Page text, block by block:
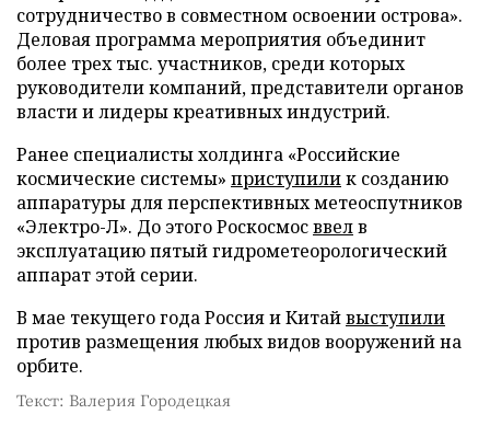
сотрудничество в совместном освоении острова».
Деловая программа мероприятия объединит
более трех тыс. участников, среди которых
руководители компаний, представители органов
власти и лидеры креативных индустрий.
Ранее специалисты холдинга «Российские
космические системы» приступилик созданию
аппаратуры для перспективных метеоспутников
«Электро-Л». До этого Роскосмосввелв
эксплуатацию пятый гидрометеорологический
аппарат этой серии.
В мае текущего года Россия и Китайвыступили
против размещения любых видов вооружений на
орбите.
Текст: Валерия Городецкая